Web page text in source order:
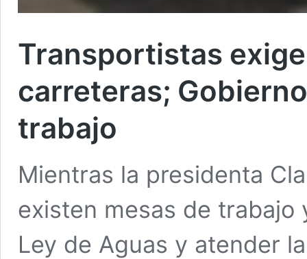
Transportistas
carreteras;
trabajo
Mientras la presidenta
existen mesas de
Ley de Aguas y atender